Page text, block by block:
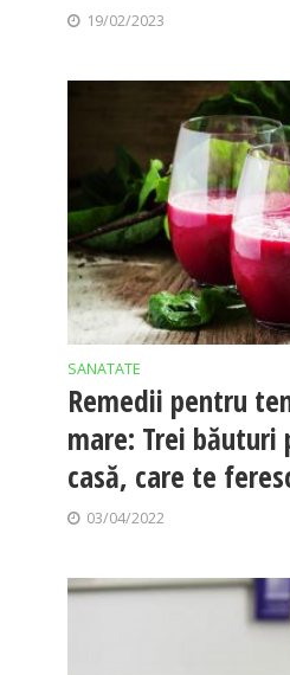
19/02/2023
SANATATE
Remedii pentru
mare: Trei băuturi
casă, care te
03/04/2022